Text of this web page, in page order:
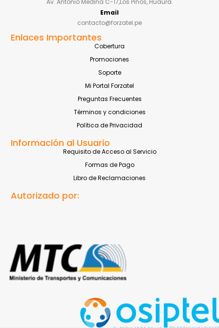
Email
contacto@forzatel.pe
Enlaces Importantes
Cobertura
Promociones
Soporte
Mi Portal Forzatel
Preguntas Frecuentes
Términos y condiciones
Política de Privacidad
Información al Usuario
Requisito de Acceso al Servicio
Formas de Pago
Libro de Reclamaciones
Autorizado por: